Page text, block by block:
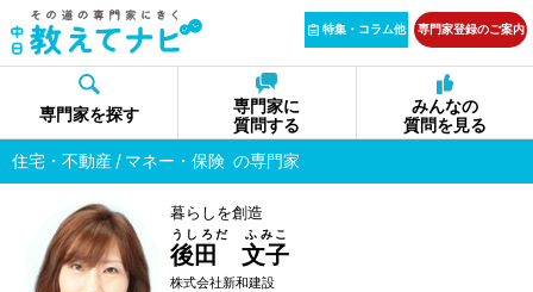
特集・コラム他 専門家登録のご案内
専門家を探す
専門家に
質問する
みんなの
質問を見る
住宅・不動産
マネー・保険 の専門家
暮らしを創造
後田 文子
うしろだ ふみこ
株式会社新和建設